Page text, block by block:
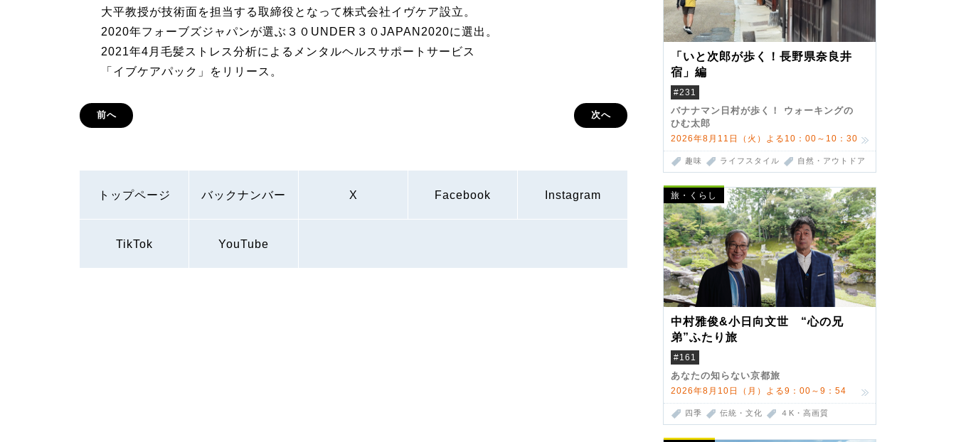
「いと次郎が歩く！長野県奈良井
宿」編
#231
バナナマン日村が歩く！ ウォーキングの
ひむ太郎
2026年8月11日（火）よる10：00～10：30
趣味 ライフスタイル 自然・アウトドア
旅・くらし
中村雅俊&小日向文世 “心の兄
弟”ふたり旅
#161
あなたの知らない京都旅
2026年8月10日（月）よる9：00～9：54
四季 伝統・文化 ４K・高画質
大平教授が技術面を担当する取締役となって株式会社イヴケア設立。
2020年フォーブズジャパンが選ぶ３０UNDER３０JAPAN2020に選出。
2021年4月毛髪ストレス分析によるメンタルヘルスサポートサービス
「イブケアパック」をリリース。
前へ 次へ
トップページ バックナンバー X Facebook Instagram
TikTok YouTube